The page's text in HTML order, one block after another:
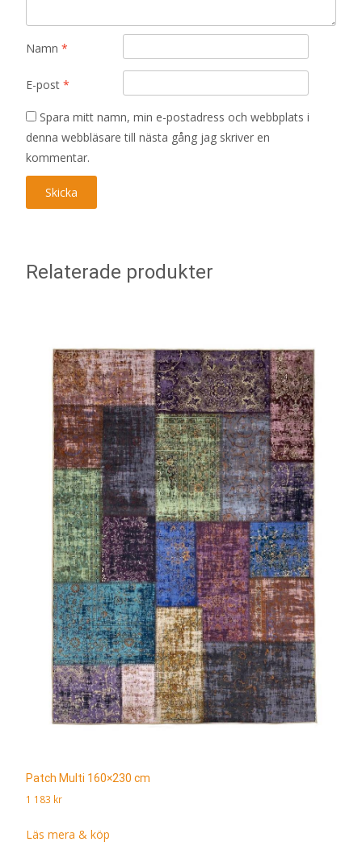
Namn *
E-post *
Spara mitt namn, min e-postadress och webbplats i
denna webbläsare till nästa gång jag skriver en
kommentar.
Relaterade produkter
Patch Multi 160×230 cm
1 183 kr
Läs mera & köp